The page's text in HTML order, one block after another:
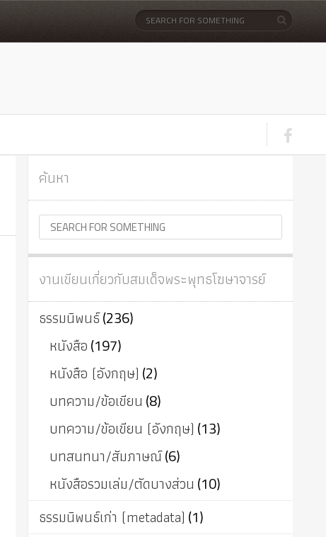
ค้นหา
งานเขียนเกี่ยวกับสมเด็จพระพุทธโฆษาจารย์
ธรรมนิพนธ์(236)
หนังสือ(197)
หนังสือ (อังกฤษ) (2)
บทความ/ข้อเขียน (8)
บทความ/ข้อเขียน (อังกฤษ) (13)
บทสนทนา/สัมภาษณ์(6)
หนังสือรวมเล่ม/ตัดบางส่วน (10)
ธรรมนิพนธ์เก่า (metadata) (1)